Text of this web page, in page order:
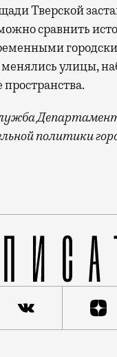
Тверской
сравнить
менялись улицы,
политики